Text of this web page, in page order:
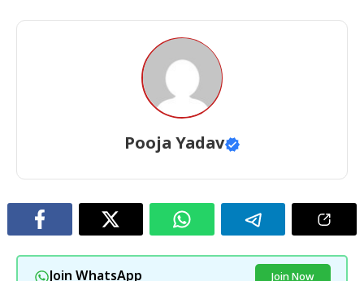
Pooja Yadav
Join WhatsApp Join Now